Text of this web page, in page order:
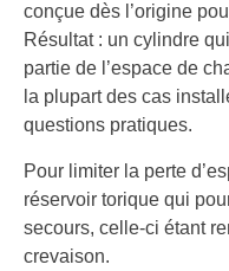
conçue dès l’origine
Résultat : un cylindre
partie de l’espace de
la plupart des cas
questions pratiques.
Pour limiter la perte
réservoir torique qui
secours, celle-ci étant
crevaison.